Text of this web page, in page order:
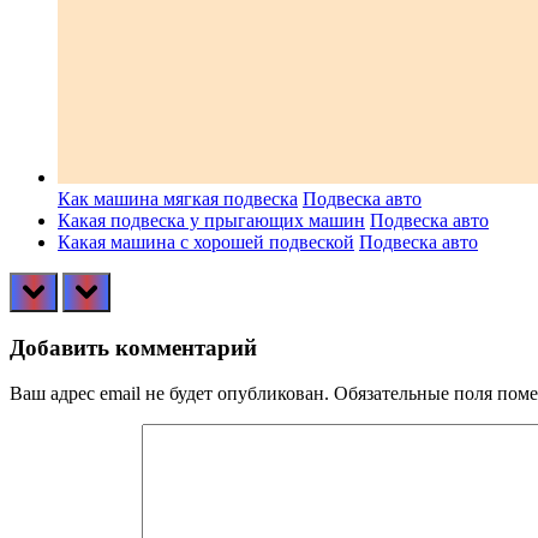
Как машина мягкая подвеска Подвеска авто
Какая подвеска у прыгающих машин Подвеска авто
Какая машина с хорошей подвеской Подвеска авто
prev next
Добавить комментарий
Ваш адрес email не будет опубликован. Обязательные поля